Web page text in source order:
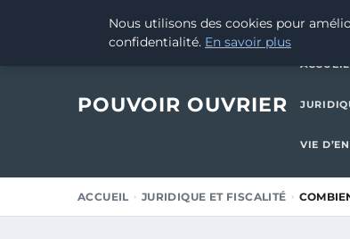
8 SEPTEMBRE 2025
POUVOIR OUVRIER
ACCUEIL
VIE
ACCUEIL JURIDIQUE ET FISCALITÉ
Nous utilisons des cookies pour
confidentialité. En savoir plus